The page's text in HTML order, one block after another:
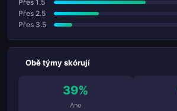
Přes 1.5
Přes 2.5
Přes 3.5
Obě týmy skórují
39%
Ano